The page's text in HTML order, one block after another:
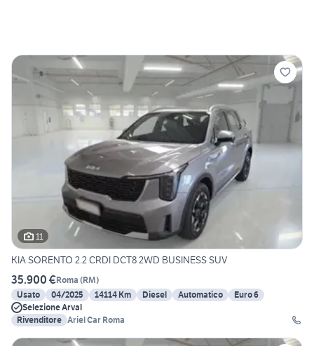
11
KIA SORENTO 2.2 CRDI DCT8 2WD BUSINESS SUV
35.900 €Roma (RM)
Usato
04/2025 14114 Km Diesel Automatico
Euro 6
Selezione Arval
Rivenditore Ariel Car Roma